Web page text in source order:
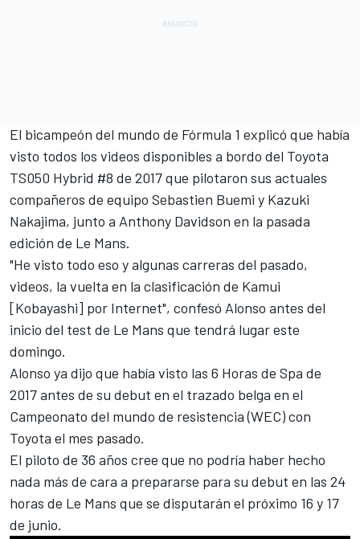
El bicampeón del mundo de Fórmula 1 explicó que había
visto todos los videos disponibles a bordo del Toyota
TS050 Hybrid #8 de 2017 que pilotaron sus actuales
compañeros de equipo Sebastien Buemi y Kazuki
Nakajima, junto a Anthony Davidson en la pasada
edición de Le Mans.
"He visto todo eso y algunas carreras del pasado,
videos, la vuelta en la clasificación de Kamui
[Kobayashi] por Internet", confesó Alonso antes del
inicio del test de Le Mans que tendrá lugar este
domingo.
Alonso ya dijo que había visto las 6 Horas de Spa de
2017antes de su debut en el trazado belga en el
Campeonato del mundo de resistencia (WEC) con
Toyota el mes pasado.
El piloto de 36 años cree que no podría haber hecho
nada más de cara a prepararse para su debut en las 24
horas de Le Mans que se disputarán el próximo 16 y 17
de junio.